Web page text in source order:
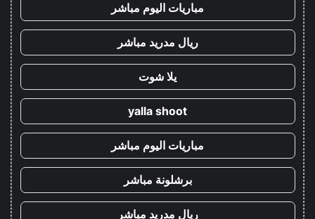
مباريات اليوم مباشر
ريال مدريد مباشر
يلا شوت
yalla shoot
مباريات اليوم مباشر
برشلونة مباشر
ريال مدريد مباشر